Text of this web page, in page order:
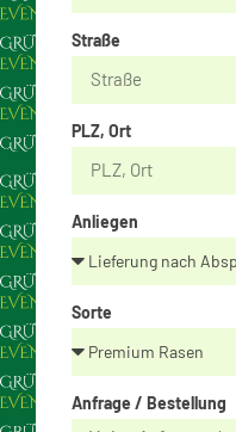
Straße
PLZ, Ort
Anliegen
Sorte
Anfrage / Bestellung